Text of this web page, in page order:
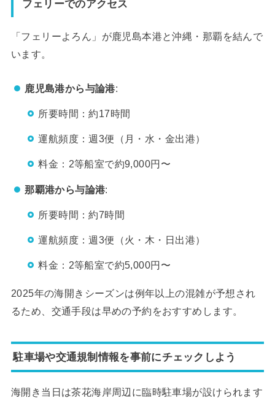
フェリーでのアクセス
「フェリーよろん」が鹿児島本港と沖縄・那覇を結んで
います。
鹿児島港から与論港:
所要時間：約17時間
運航頻度：週3便（月・水・金出港）
料金：2等船室で約9,000円〜
那覇港から与論港:
所要時間：約7時間
運航頻度：週3便（火・木・日出港）
料金：2等船室で約5,000円〜
2025年の海開きシーズンは例年以上の混雑が予想され
るため、交通手段は早めの予約をおすすめします。
駐車場や交通規制情報を事前にチェックしよう
海開き当日は茶花海岸周辺に臨時駐車場が設けられます